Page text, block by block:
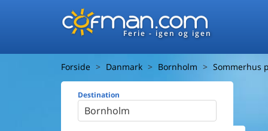
Ferie - igen og igen
Forside Danmark Bornholm Sommerhus
Destination